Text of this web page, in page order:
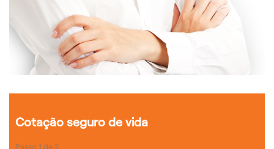
Cotação seguro de vida
Passo 1 de 2